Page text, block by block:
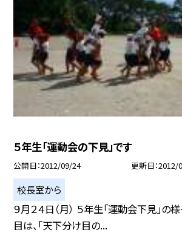
５年生「運動会の下見」です
公開日 2012/09/24 更新日 2012/
校長室から
９月２４日（月） ５年生「運動会下見」の
目は、「天下分け目の...